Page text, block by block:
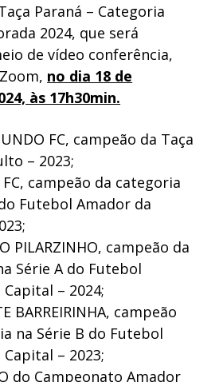
Paraná – Categoria
2024, que será
de vídeo conferência,
no dia 18 de
às 17h30min.
FC, campeão da Taça
– 2023;
FC, campeão da categoria
Futebol Amador da
PILARZINHO, campeão da
Série A do Futebol
– 2024;
BARREIRINHA, campeão
na Série B do Futebol
– 2023;
do Campeonato Amador